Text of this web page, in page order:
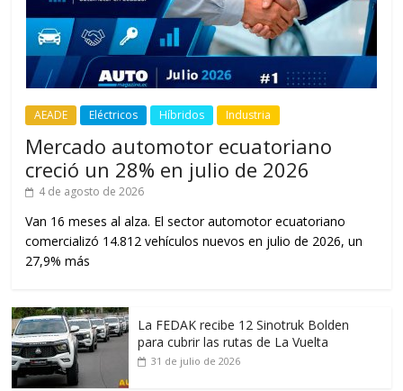
AEADE Eléctricos Híbridos Industria
Mercado automotor ecuatoriano
creció un 28% en julio de 2026
4 de agosto de 2026
Van 16 meses al alza. El sector automotor ecuatoriano
comercializó 14.812 vehículos nuevos en julio de 2026, un
27,9% más
La FEDAK recibe 12 Sinotruk Bolden
para cubrir las rutas de La Vuelta
31 de julio de 2026